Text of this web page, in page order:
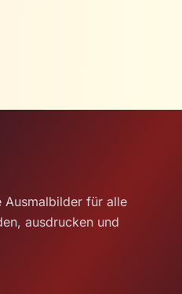
Ausmalbilder für alle
ausdrucken und